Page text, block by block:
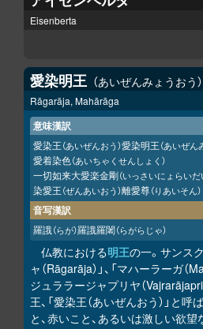
Eisenberta
愛染明王 あいぜんみょうおう
Rāgarāja, Mahārāga
意味漢訳
愛染王（あいぜんおう）愛染明王（あいぜん
愛着染色（あいちゃくせんしょく）
一切如来大愛楽金剛（いっさいにょらい
染愛王（ぜんあいおう）離愛尊（りあいそん）
音写漢訳
羅誐（らが）羅誐羅闍（らがらじゃ）
仏教における明王の一。サンス
ャ（Rāgarāja）」、「マハーラーガ（
ジュララージャプリヤ（
王、「愛染王（あいぜんおう）」と呼
と、赤いこと、あるいは激しい欲望